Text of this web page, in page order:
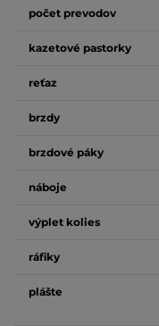
počet prevodov
kazetové pastorky
reťaz
brzdy
brzdové páky
náboje
výplet kolies
ráfiky
plášte